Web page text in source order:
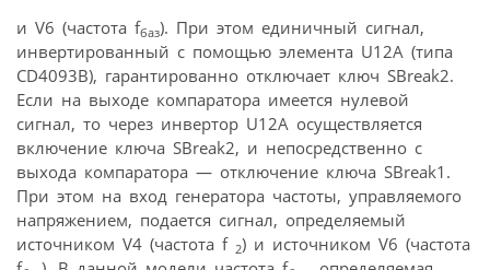
и V6 (частота fбаз). При этом единичный сигнал,
инвертированный с помощью элемента U12A (типа
CD4093B), гарантированно отключает ключ SBreak2.
Если на выходе компаратора имеется нулевой
сигнал, то через инвертор U12A осуществляется
включение ключа SBreak2, и непосредственно с
выхода компаратора — отключение ключа SBreak1.
При этом на вход генератора частоты, управляемого
напряжением, подается сигнал, определяемый
источником V4 (частота f 2) и источником V6 (частота